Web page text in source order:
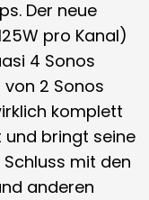
Der neue
pro Kanal)
4 Sonos
2 Sonos
komplett
und bringt seine
Schluss mit den
anderen